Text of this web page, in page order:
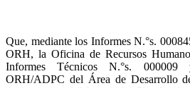
Que, mediante los Informes N.°s.
ORH, la Oficina de Recursos
Informes Técnicos N.°s. 000009
ORH/ADPC del Área de Desarrollo